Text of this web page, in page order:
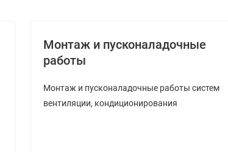
Монтаж и пусконаладочные
работы
Монтаж и пусконаладочные работы систем
вентиляции, кондиционирования